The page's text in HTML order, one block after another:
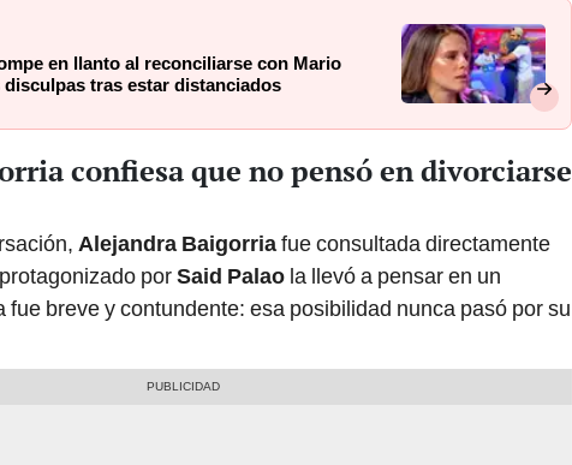
en llanto al reconciliarse con Mario
tras estar distanciados
confiesa que no pensó en divorciarse
Alejandra Baigorriafue consultada directamente
porSaid Palao la llevó a pensar en un
fue breve y contundente: esa posibilidad nunca pasó por su